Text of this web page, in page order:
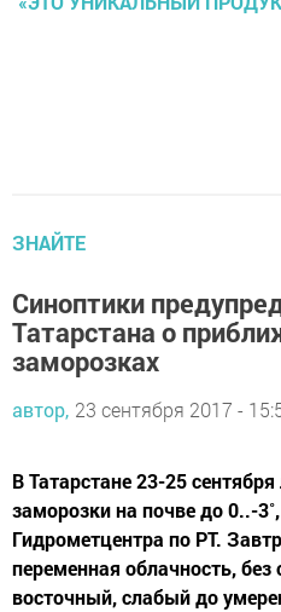
ЗНАЙТЕ
Синоптики
Татарстана о
заморозках
автор, 23 сентября 2017 -
В Татарстане 23-25
заморозки на почве до 0..-
Гидрометцентра по РТ.
переменная облачность, без
восточный, слабый до